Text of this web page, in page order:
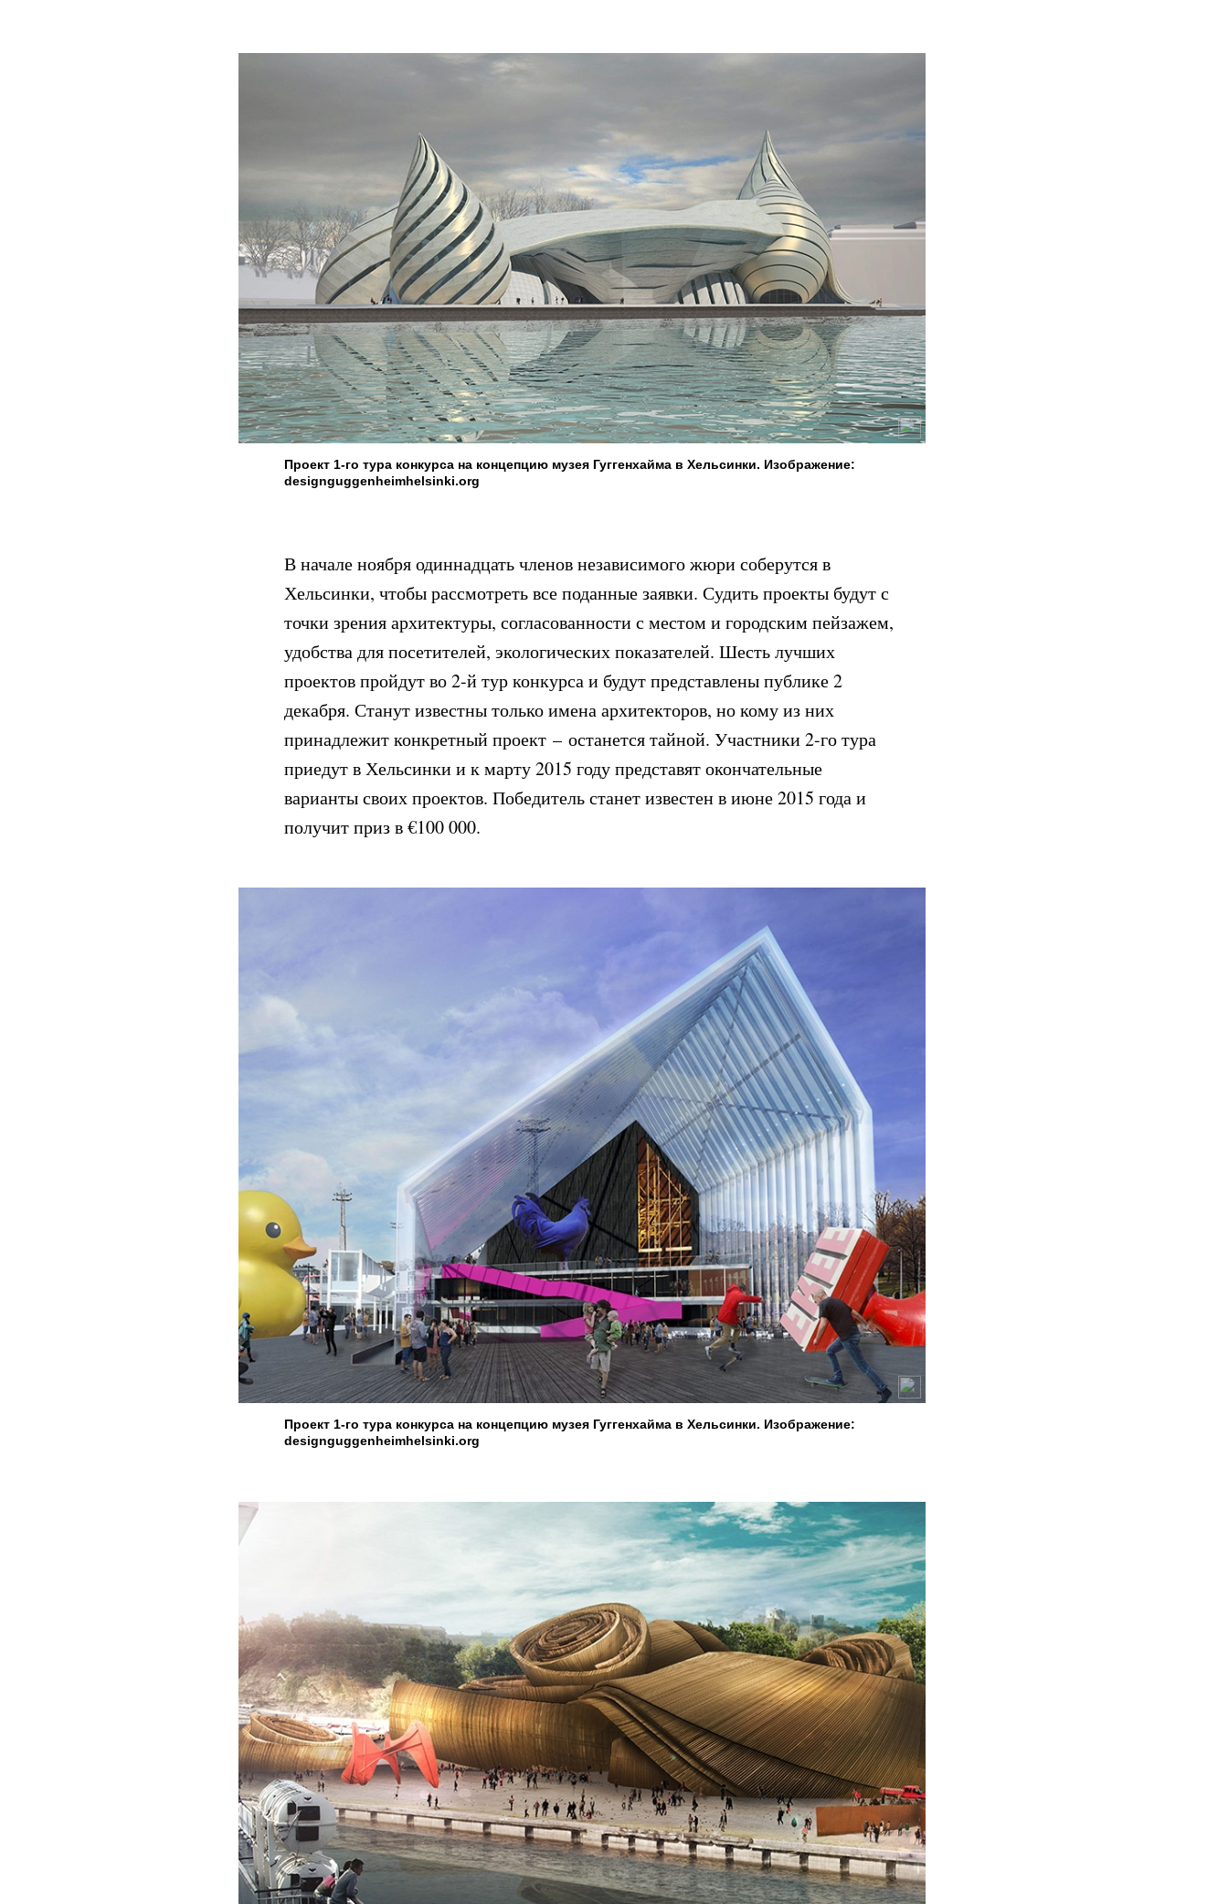
Проект 1-го тура конкурса на концепцию музея Гуггенхайма в Хельсинки. Изображение:
designguggenheimhelsinki.org
В начале ноября одиннадцать членов независимого жюри соберутся в
Хельсинки, чтобы рассмотреть все поданные заявки. Судить проекты будут с
точки зрения архитектуры, согласованности с местом и городским пейзажем,
удобства для посетителей, экологических показателей. Шесть лучших
проектов пройдут во 2-й тур конкурса и будут представлены публике 2
декабря. Станут известны только имена архитекторов, но кому из них
принадлежит конкретный проект – останется тайной. Участники 2-го тура
приедут в Хельсинки и к марту 2015 году представят окончательные
варианты своих проектов. Победитель станет известен в июне 2015 года и
получит приз в €100 000.
Проект 1-го тура конкурса на концепцию музея Гуггенхайма в Хельсинки. Изображение:
designguggenheimhelsinki.org